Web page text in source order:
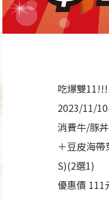
吃爆雙11!!!
2023/11/
消費牛/豚
＋豆皮海
S)(2選1)
優惠價 111